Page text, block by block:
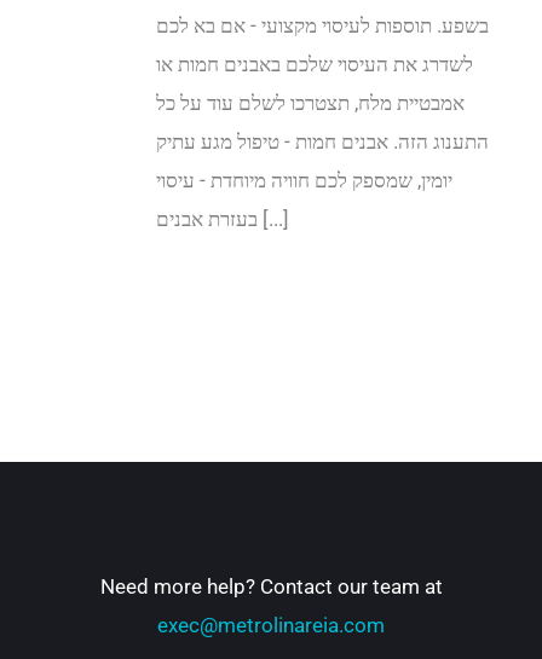
בשפע. תוספות לעיסוי מקצועי - אם בא לכם
לשדרג את העיסוי שלכם באבנים חמות או
אמבטיית מלח, תצטרכו לשלם עוד על כל
התענוג הזה. אבנים חמות - טיפול מגע עתיק
יומין, שמספק לכם חוויה מיוחדת - עיסוי
בעזרת אבנים [...]
Need more help? Contact our team at
exec@metrolinareia.com